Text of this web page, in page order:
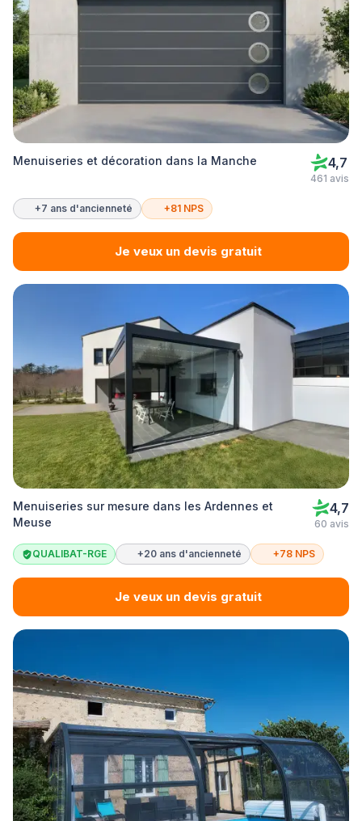
Menuiseries et décoration dans la Manche 4,7
461 avis
+7 ans d'ancienneté +81 NPS
Je veux un devis gratuit
Menuiseries sur mesure dans les Ardennes et
Meuse
4,7
60 avis
QUALIBAT-RGE +20 ans d'ancienneté +78 NPS
Je veux un devis gratuit